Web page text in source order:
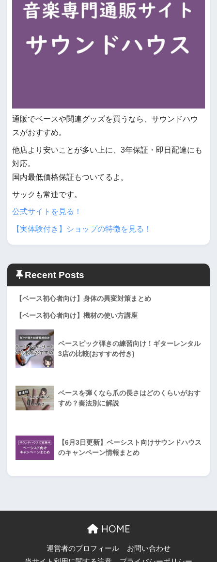
通販でベースや関連グッズを買うなら、サウンドハウ
スがおすすめ。
他店より安いことが多い上に、3年保証・即日配達にも
対応。
国内最低価格保証もついてるよ。
サックも常連です。
公式サイトを見る！
【実体験付き】ショップの特徴を見る！
Recent Posts
【ベース初心者向け】身体の異変対策まとめ
【ベース初心者向け】機材の使い方講座
ベースピック弾きの練習向け！ギターレンタル
3店の比較(おすすめ付き)
ベースを弾くなら爪の長さはどのくらいがおす
すめ？奏法別に解説
【6月3日更新】ベーシスト向けサウンドハウス
のキャンペーン情報まとめ
HOME
運営者のプロフィール
お問い合わせ